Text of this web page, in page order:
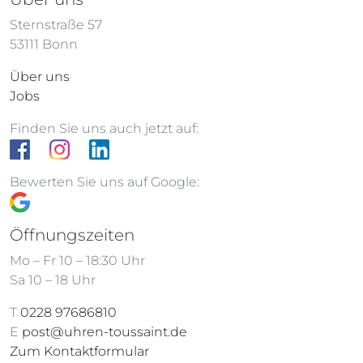
Sternstraße 57
53111 Bonn
Über uns
Jobs
Finden Sie uns auch jetzt auf:
Bewerten Sie uns auf Google:
Öffnungszeiten
Mo – Fr 10 – 18:30 Uhr
Sa 10 – 18 Uhr
T 0228 97686810
E post@uhren-toussaint.de
Zum Kontaktformular